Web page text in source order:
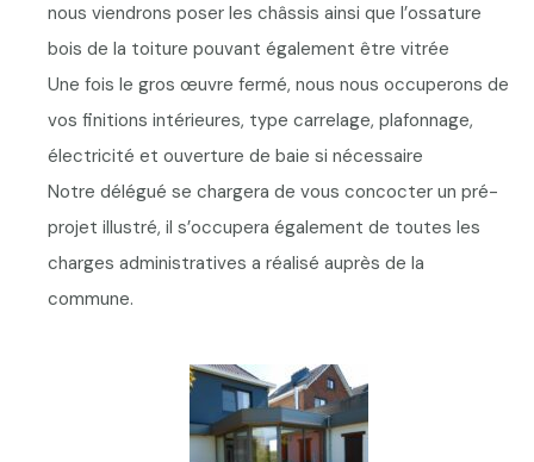
nous viendrons poser les châssis ainsi que l’ossature
bois de la toiture pouvant également être vitrée
Une fois le gros œuvre fermé, nous nous occuperons de
vos finitions intérieures, type carrelage, plafonnage,
électricité et ouverture de baie si nécessaire
Notre délégué se chargera de vous concocter un pré-
projet illustré, il s’occupera également de toutes les
charges administratives a réalisé auprès de la
commune.